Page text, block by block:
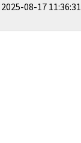
2025-08-17 11:36:31